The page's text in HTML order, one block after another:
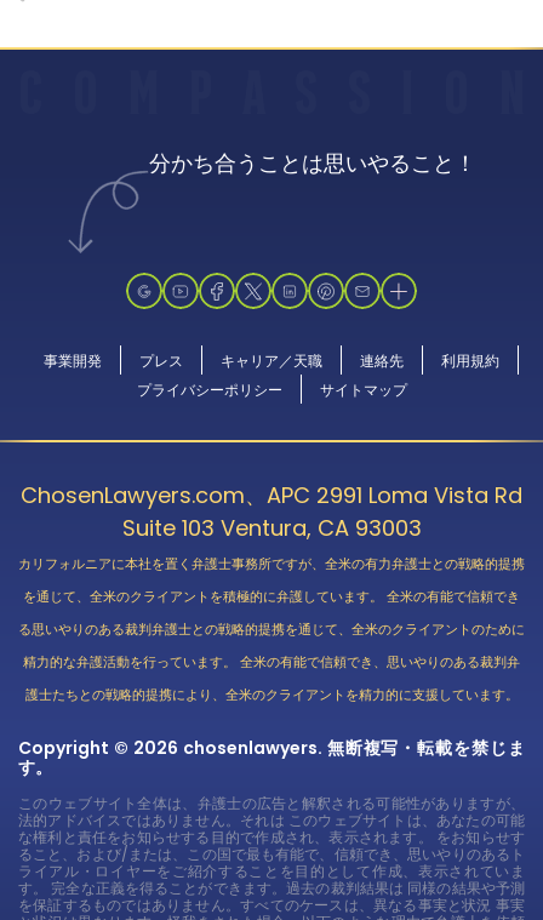
分かち合うことは思いやること！
事業開発 プレス キャリア／天職 連絡先
利用規約
プライバシーポリシー
サイトマップ
ChosenLawyers.com、APC 2991 Loma Vista Rd
Suite 103 Ventura, CA 93003
カリフォルニアに本社を置く弁護士事務所ですが、全米の有力弁護士との戦略的提携
を通じて、全米のクライアントを積極的に弁護しています。 全米の有能で信頼でき
る思いやりのある裁判弁護士との戦略的提携を通じて、全米のクライアントのために
精力的な弁護活動を行っています。 全米の有能で信頼でき、思いやりのある裁判弁
護士たちとの戦略的提携により、全米のクライアントを精力的に支援しています。
Copyright © 2026 chosenlawyers. 無断複写・転載を禁じま
す。
このウェブサイト全体は、弁護士の広告と解釈される可能性がありますが、
法的アドバイスではありません。それは このウェブサイトは、あなたの可能
な権利と責任をお知らせする目的で作成され、表示されます。 をお知らせす
ること、および/または、この国で最も有能で、信頼でき、思いやりのあるト
ライアル・ロイヤーをご紹介することを目的として作成、表示されていま
す。 完全な正義を得ることができます。過去の裁判結果は 同様の結果や予測
を保証するものではありません。すべてのケースは、異なる事実と状況 事実